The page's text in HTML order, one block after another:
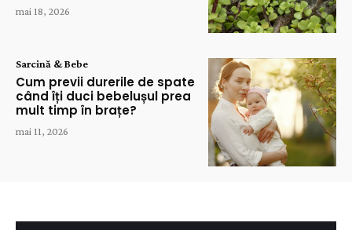
mai 18, 2026
Sarcină & Bebe
Cum previi durerile de spate
când îți duci bebelușul prea
mult timp în brațe?
mai 11, 2026